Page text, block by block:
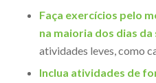
Faça exercícios pelo
na maioria dos dias da
atividades leves, como
Inclua atividades de